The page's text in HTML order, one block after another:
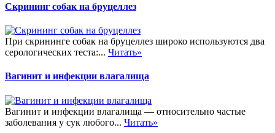
Скрининг собак на бруцеллез
При скрининге собак на бруцеллез широко используются два
серологических теста:... Читать»
Вагинит и инфекции влагалища
Вагинит и инфекции влагалища — относительно частые
заболевания у сук любого... Читать»